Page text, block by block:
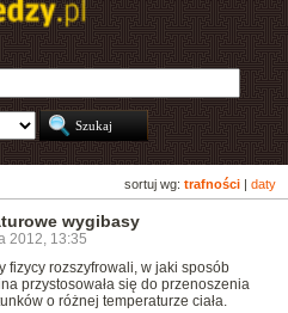
sortuj wg: trafności daty
wygibasy
2012, 13:35
fizycy rozszyfrowali, w jaki sposób
przystosowała się do przenoszenia
o różnej temperaturze ciała.